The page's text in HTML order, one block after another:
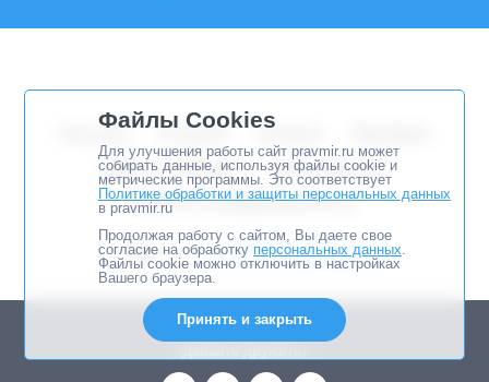
Рассылка О портале Контакты
Друзья и партнёры Архив сервисов
Политика конфиденциальности
RSS Помочь «Правмиру»
Файлы Cookies
Для улучшения работы сайт pravmir.ru может
собирать данные, используя файлы cookie и
метрические программы. Это соответствует
Политике обработки и защиты персональных данных
в pravmir.ru
Продолжая работу с сайтом, Вы даете свое
согласие на обработку персональных данных.
Файлы cookie можно отключить в настройках
Вашего браузера.
Принять и закрыть